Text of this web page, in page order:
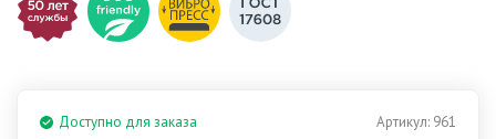
Артикул: 961
Доступно для заказа